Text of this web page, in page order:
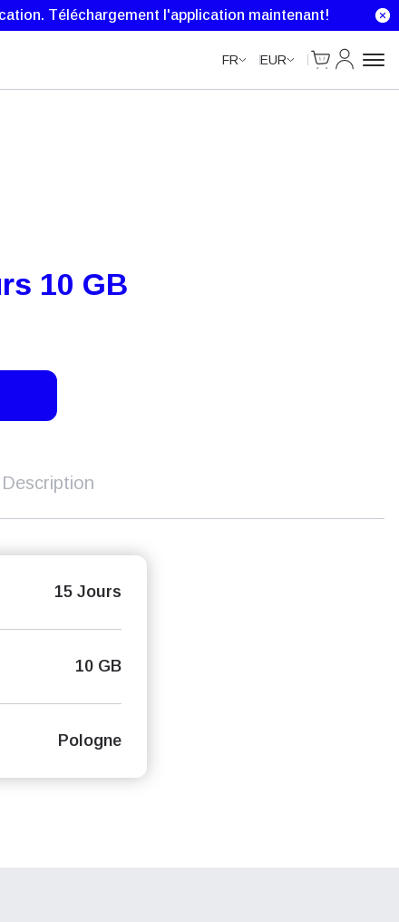
Téléchargement l'application maintenant!
FR EUR
Cart
Mon
10 GB
Description
15 Jours
10 GB
Pologne